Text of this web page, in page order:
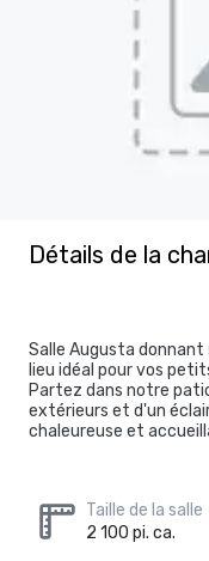
Détails de la
Salle Augusta donnant
lieu idéal pour vos
Partez dans notre
extérieurs et d'un
chaleureuse et
Taille de la salle
2 100 pi. ca.